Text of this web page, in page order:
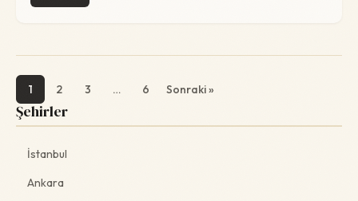
1 2 3 … 6 Sonraki »
Şehirler
İstanbul
Ankara